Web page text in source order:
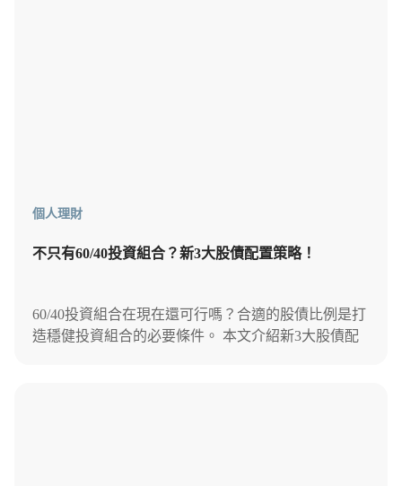
個人理財
不只有60/40投資組合？新3大股債配置策略！
60/40投資組合在現在還可行嗎？合適的股債比例是打
造穩健投資組合的必要條件。 本文介紹新3大股債配